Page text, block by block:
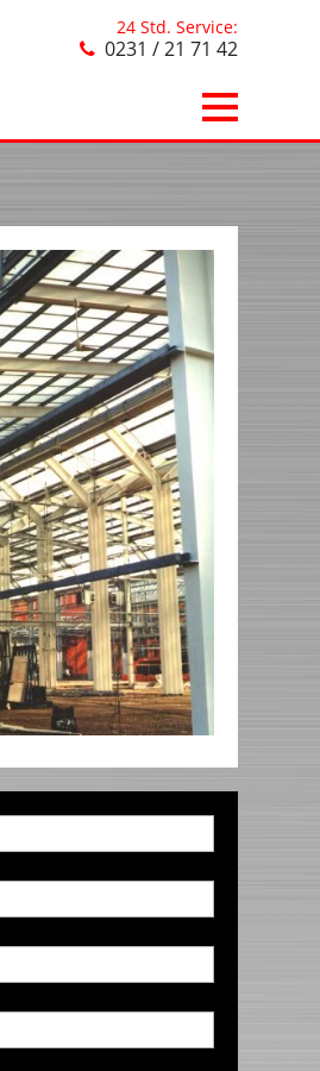
24 Std. Service:
0231 / 21 71 42